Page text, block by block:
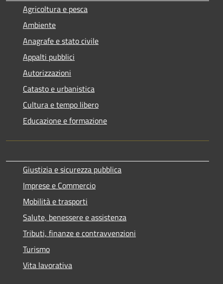
Agricoltura e pesca
Ambiente
Anagrafe e stato civile
Appalti pubblici
Autorizzazioni
Catasto e urbanistica
Cultura e tempo libero
Educazione e formazione
Giustizia e sicurezza pubblica
Imprese e Commercio
Mobilità e trasporti
Salute, benessere e assistenza
Tributi, finanze e contravvenzioni
Turismo
Vita lavorativa